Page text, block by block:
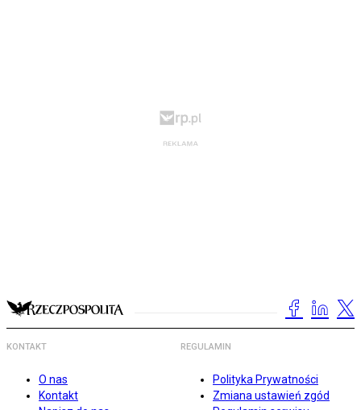
KONTAKT
O nas
Kontakt
REGULAMIN
Polityka Prywatności
Zmiana ustawień zgód